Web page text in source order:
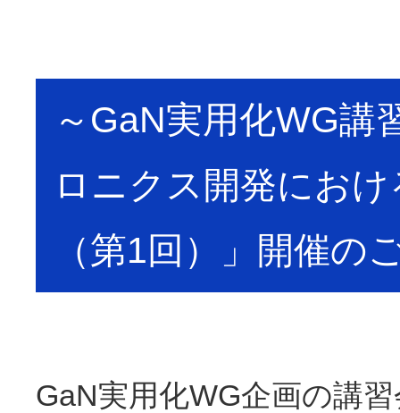
～GaN実用化WG講
ロニクス開発にお
（第1回）」開催の
GaN実用化WG企画の講